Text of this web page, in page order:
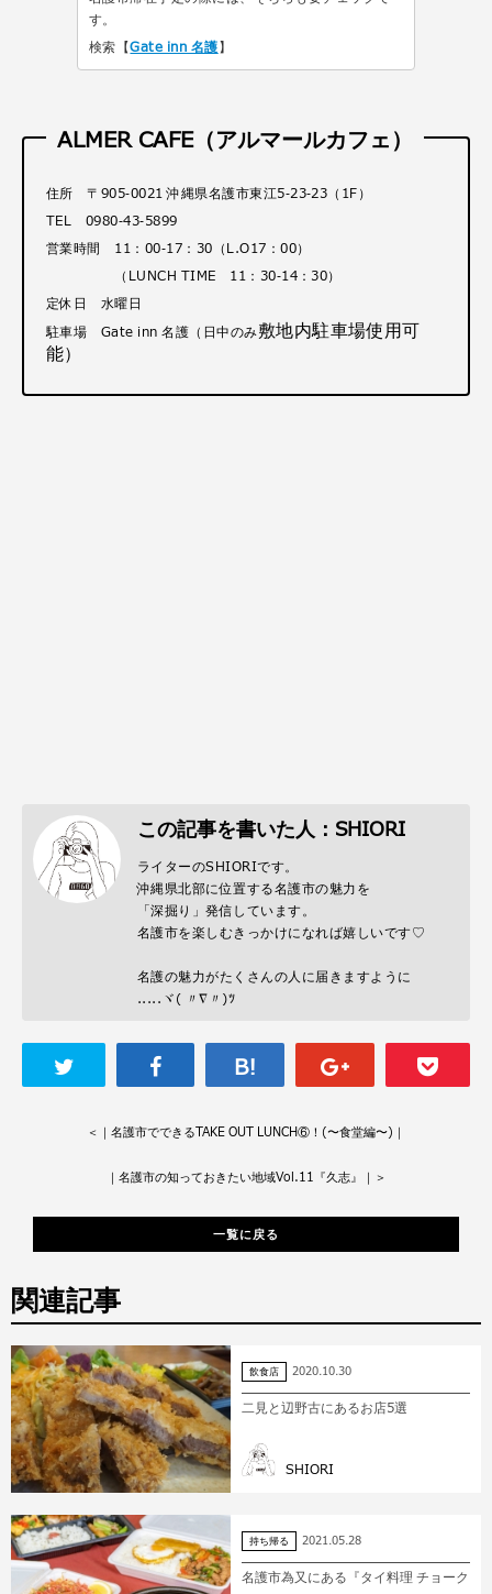
す。
検索【Gate inn 名護 】
ALMER CAFE（アルマールカフェ）
住所 〒905-0021 沖縄県名護市東江5-23-23（1F）
TEL 0980-43-5899
営業時間 11：00-17：30（L.O17：00）
（LUNCH TIME 11：30-14：30）
定休日 水曜日
駐車場 Gate inn 名護（日中のみ敷地内駐車場使用可
能）
この記事を書いた人：SHIORI
ライターのSHIORIです。
沖縄県北部に位置する名護市の魅力を
「深掘り」発信しています。
名護市を楽しむきっかけになれば嬉しいです♡
名護の魅力がたくさんの人に届きますように
.....ヾ( 〃∇〃)ﾂ
＜ ｜名護市でできるTAKE OUT LUNCH⑥！(〜食堂編〜)｜
｜名護市の知っておきたい地域Vol.11『久志』｜ ＞
一覧に戻る
関連記事
飲食店 2020.10.30
二見と辺野古にあるお店5選
SHIORI
持ち帰る 2021.05.28
名護市為又にある『タイ料理 チョーク